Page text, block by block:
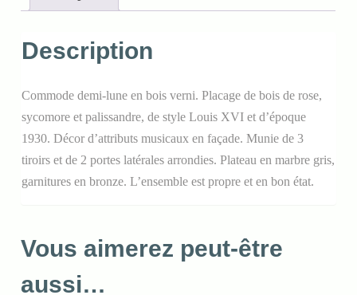
Description
Commode demi-lune en bois verni. Placage de bois de rose,
sycomore et palissandre, de style Louis XVI et d’époque
1930. Décor d’attributs musicaux en façade. Munie de 3
tiroirs et de 2 portes latérales arrondies. Plateau en marbre gris,
garnitures en bronze. L’ensemble est propre et en bon état.
Vous aimerez peut-être
aussi…